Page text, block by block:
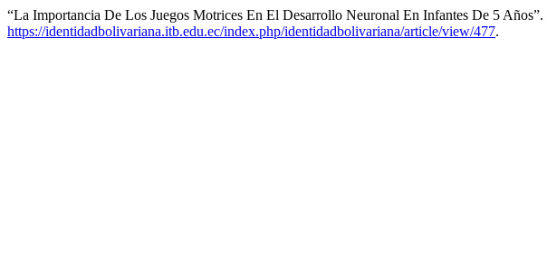
“La Importancia De Los Juegos Motrices En El Desarrollo Neuronal En Infantes De 5 Años”.
https://identidadbolivariana.itb.edu.ec/index.php/identidadbolivariana/article/view/477.